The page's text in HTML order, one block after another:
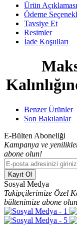
Ürün Açıklaması
Ödeme
Tavsiye Et
Resimler
İade Koşulları
Benzer Ürünler
Son Bakılanlar
E-Bülten Aboneliği
Kampanya ve
abone olun!
Kayıt Ol
Sosyal Medya
Takipçilerimize Özel
bültenimize abone